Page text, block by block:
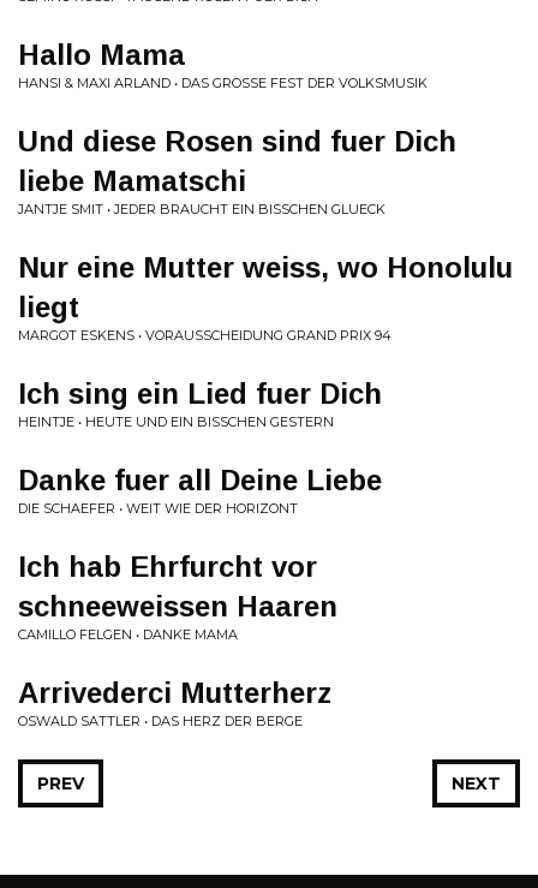
Hallo Mama
HANSI & MAXI ARLAND • DAS GROSSE FEST DER VOLKSMUSIK
Und diese Rosen sind fuer Dich
liebe Mamatschi
JANTJE SMIT • JEDER BRAUCHT EIN BISSCHEN GLUECK
Nur eine Mutter weiss, wo Honolulu
liegt
MARGOT ESKENS • VORAUSSCHEIDUNG GRAND PRIX 94
Ich sing ein Lied fuer Dich
HEINTJE • HEUTE UND EIN BISSCHEN GESTERN
Danke fuer all Deine Liebe
DIE SCHAEFER • WEIT WIE DER HORIZONT
Ich hab Ehrfurcht vor
schneeweissen Haaren
CAMILLO FELGEN • DANKE MAMA
Arrivederci Mutterherz
OSWALD SATTLER • DAS HERZ DER BERGE
NEXT
PREV